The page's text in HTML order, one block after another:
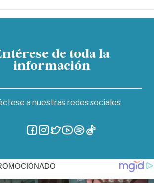
de toda la
información
a nuestras redes sociales